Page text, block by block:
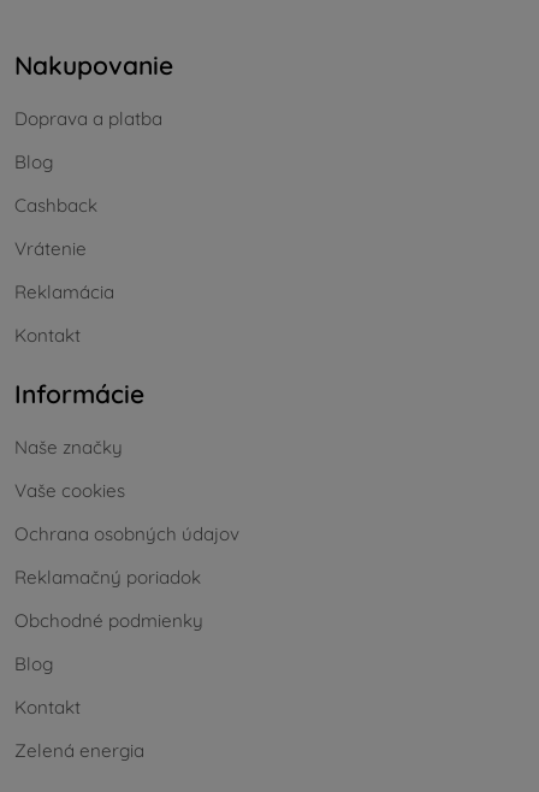
Nakupovanie
Doprava a platba
Blog
Cashback
Vrátenie
Reklamácia
Kontakt
Informácie
Naše značky
Vaše cookies
Ochrana osobných údajov
Reklamačný poriadok
Obchodné podmienky
Blog
Kontakt
Zelená energia